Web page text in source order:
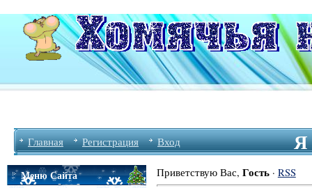
Главная Регистрация Вход Я
Меню Сайта
Приветствую Вас, Гость· RSS